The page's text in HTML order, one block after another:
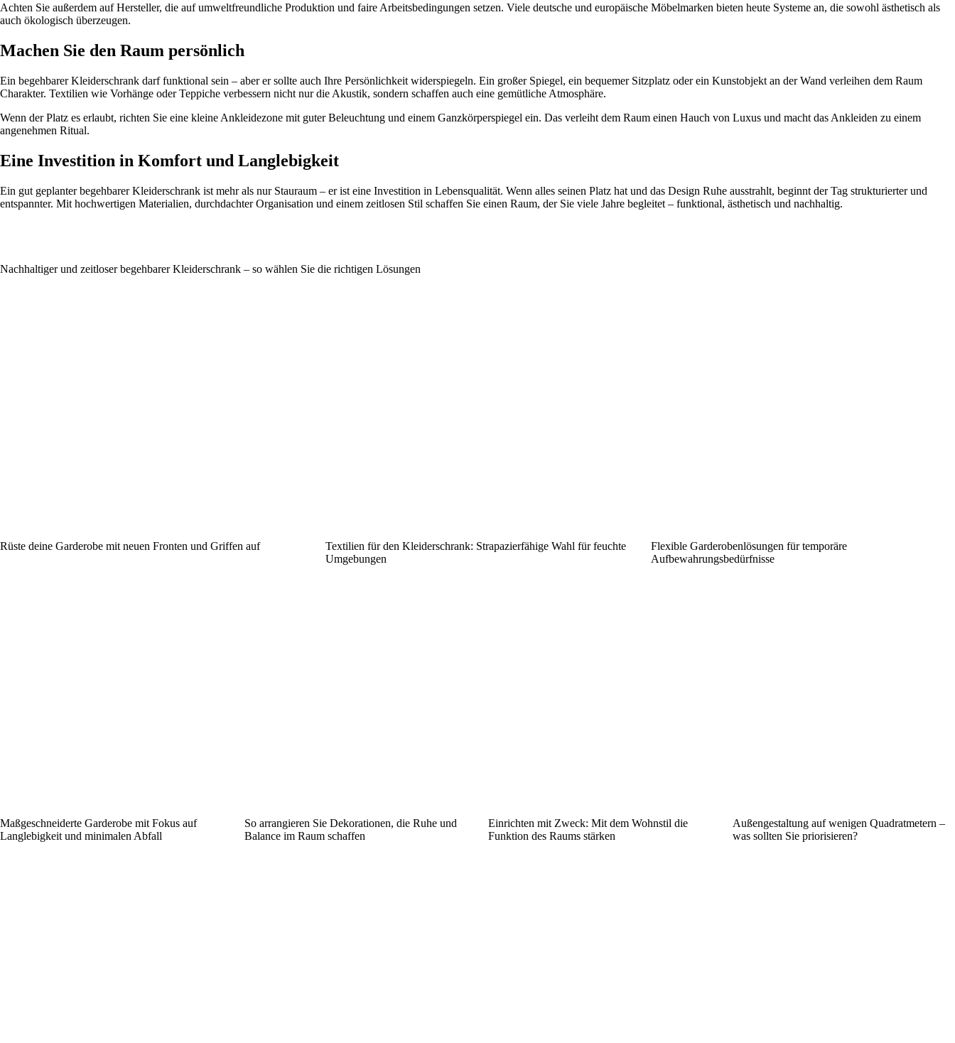
Achten Sie außerdem auf Hersteller, die auf umweltfreundliche Produktion und faire Arbeitsbedingungen setzen. Viele deutsche und europäische Möbelmarken bieten heute Systeme an, die sowohl ästhetisch als
auch ökologisch überzeugen.
Machen Sie den Raum persönlich
Ein begehbarer Kleiderschrank darf funktional sein – aber er sollte auch Ihre Persönlichkeit widerspiegeln. Ein großer Spiegel, ein bequemer Sitzplatz oder ein Kunstobjekt an der Wand verleihen dem Raum
Charakter. Textilien wie Vorhänge oder Teppiche verbessern nicht nur die Akustik, sondern schaffen auch eine gemütliche Atmosphäre.
Wenn der Platz es erlaubt, richten Sie eine kleine Ankleidezone mit guter Beleuchtung und einem Ganzkörperspiegel ein. Das verleiht dem Raum einen Hauch von Luxus und macht das Ankleiden zu einem
angenehmen Ritual.
Eine Investition in Komfort und Langlebigkeit
Ein gut geplanter begehbarer Kleiderschrank ist mehr als nur Stauraum – er ist eine Investition in Lebensqualität. Wenn alles seinen Platz hat und das Design Ruhe ausstrahlt, beginnt der Tag strukturierter und
entspannter. Mit hochwertigen Materialien, durchdachter Organisation und einem zeitlosen Stil schaffen Sie einen Raum, der Sie viele Jahre begleitet – funktional, ästhetisch und nachhaltig.
Nachhaltiger und zeitloser begehbarer Kleiderschrank – so wählen Sie die richtigen Lösungen
Rüste deine Garderobe mit neuen Fronten und Griffen auf
Textilien für den Kleiderschrank: Strapazierfähige Wahl für feuchte
Umgebungen
Flexible Garderobenlösungen für temporäre
Aufbewahrungsbedürfnisse
Maßgeschneiderte Garderobe mit Fokus auf
Langlebigkeit und minimalen Abfall
So arrangieren Sie Dekorationen, die Ruhe und
Balance im Raum schaffen
Einrichten mit Zweck: Mit dem Wohnstil die
Funktion des Raums stärken
Außengestaltung auf wenigen Quadratmetern –
was sollten Sie priorisieren?